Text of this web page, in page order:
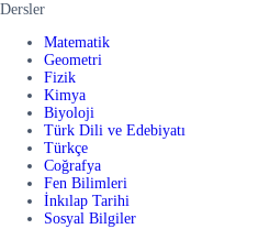
Dersler
Matematik
Geometri
Fizik
Kimya
Biyoloji
Türk Dili ve Edebiyatı
Türkçe
Coğrafya
Fen Bilimleri
İnkılap Tarihi
Sosyal Bilgiler